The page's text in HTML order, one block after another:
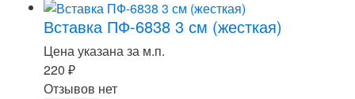
Вставка ПФ-6838 3 см (жесткая)
Цена указана за м.п.
220 ₽
Отзывов нет